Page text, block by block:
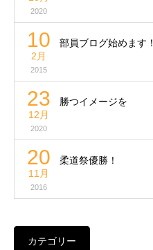
2020
10
2月
2015
部員ブログ始めます！
23
12月
2020
勝つイメージを
20
11月
2016
柔道祭優勝！
カテゴリー